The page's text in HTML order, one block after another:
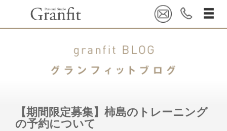
【期間限定募集】柿島のトレーニング
の予約について